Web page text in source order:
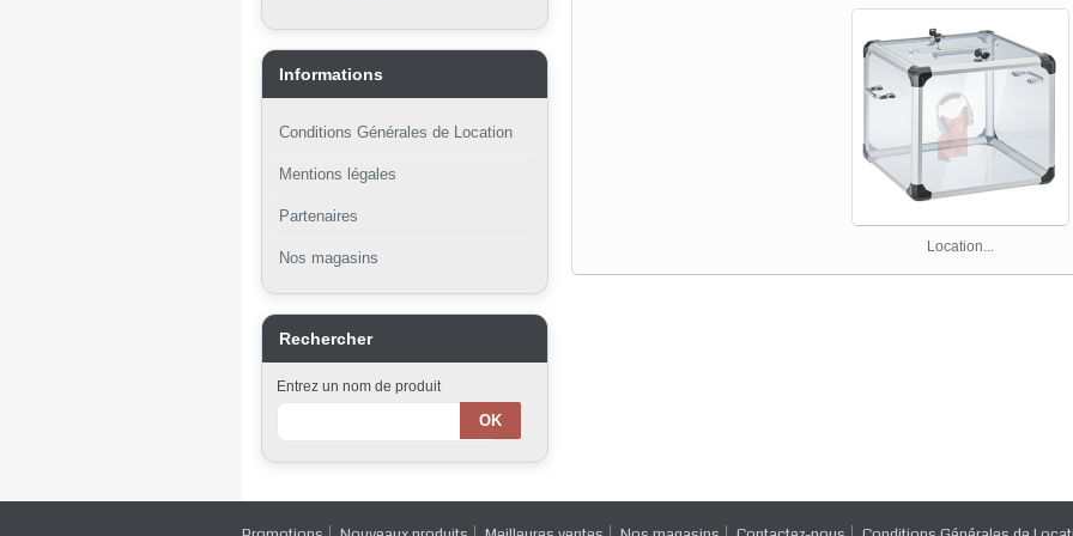
Informations
Conditions Générales de Location
Mentions légales
Partenaires
Nos magasins
Rechercher
Entrez un nom de produit
Location...